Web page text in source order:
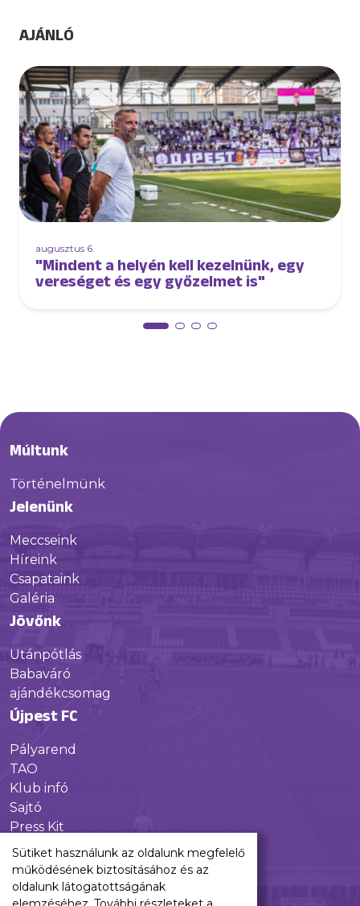
AJÁNLÓ
augusztus 6.
"Mindent a helyén kell kezelnünk, egy
vereséget és egy győzelmet is"
Múltunk
Történelmünk
Jelenünk
Meccseink
Híreink
Csapataink
Galéria
Jövőnk
Utánpótlás
Babaváró
ajándékcsomag
Újpest FC
Pályarend
TAO
Klub infó
Sajtó
Press Kit
Újpest FC Shop
Digitális felületeink
Facebook
Sütiket használunk az oldalunk megfelelő
működésének biztosításához és az
oldalunk látogatottságának